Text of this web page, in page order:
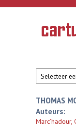
Overslaan en naar de
Geschiedenis
van de
THOMAS
Auteurs:
Marc’hadour,